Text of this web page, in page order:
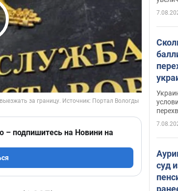
Video
– подпишитесь на Новини на
суд